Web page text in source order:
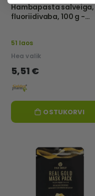
Hambapasta salveiga,
fluoriidivaba, 100 g -
51 laos
Hea valik
5,51 €
OSTUKORVI